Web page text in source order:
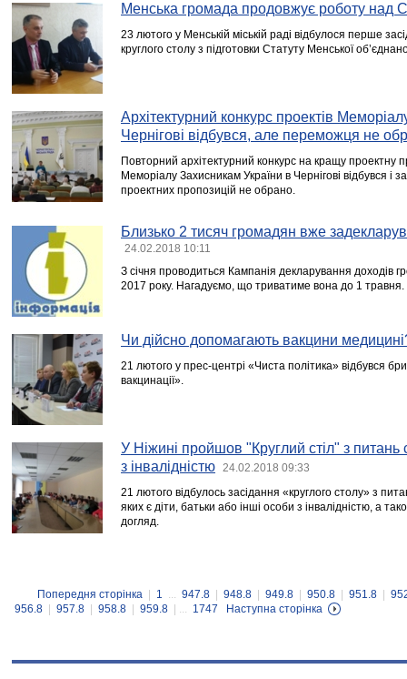
Менська громада продовжує роботу над
23 лютого у Менській міській раді відбулося перше
круглого столу з підготовки Статуту Менської
Архітектурний конкурс проектів
Чернігові відбувся, але переможця не
Повторний архітектурний конкурс на кращу
Меморіалу Захисникам України в Чернігові відбувся і
проектних пропозицій не обрано.
Близько 2 тисяч громадян вже
24.02.2018 10:11
З січня проводиться Кампанія декларування доходів
2017 року. Нагадуємо, що триватиме вона до 1 травня.
Чи дійсно допомагають вакцини
21 лютого у прес-центрі «Чиста політика» відбувся
вакцинації».
У Ніжині пройшов "Круглий стіл" з питань
з інвалідністю
24.02.2018 09:33
21 лютого відбулось засідання «круглого столу» з
яких є діти, батьки або інші особи з інвалідністю, а
догляд.
Попередня сторінка 1 ... 947.8 948.8 949.8 950.8 951.8
956.8
957.8 958.8 959.8 | ... 1747 Наступна сторінка